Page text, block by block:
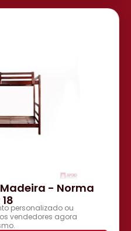
- Norma
18
personalizado ou
vendedores agora